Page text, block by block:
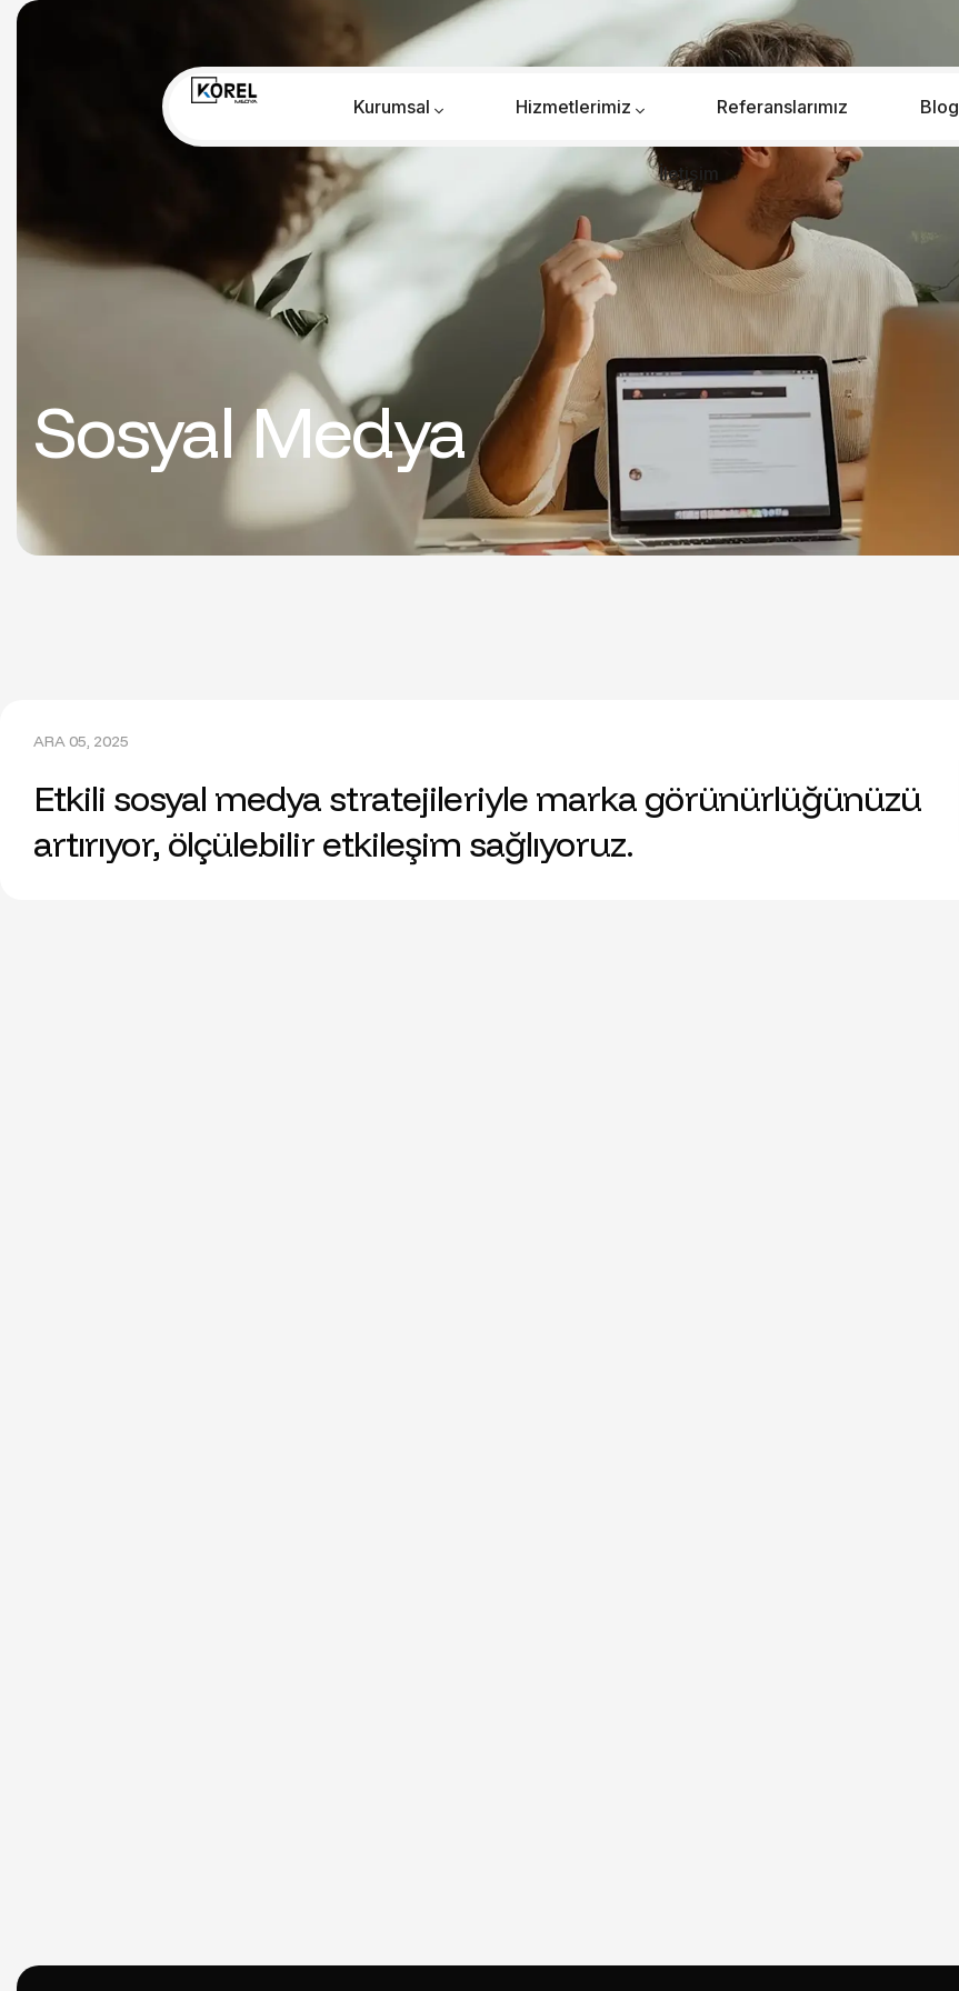
Kurumsal Hizmetlerimiz Referanslarımız Blog
İletişim
Sosyal Medya
ARA 05, 2025
Etkili sosyal medya stratejileriyle marka görünürlüğünüzü
artırıyor, ölçülebilir etkileşim sağlıyoruz.